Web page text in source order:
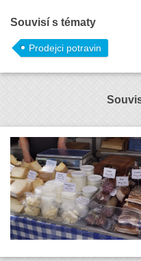
Souvisí s tématy
Prodejci potravin